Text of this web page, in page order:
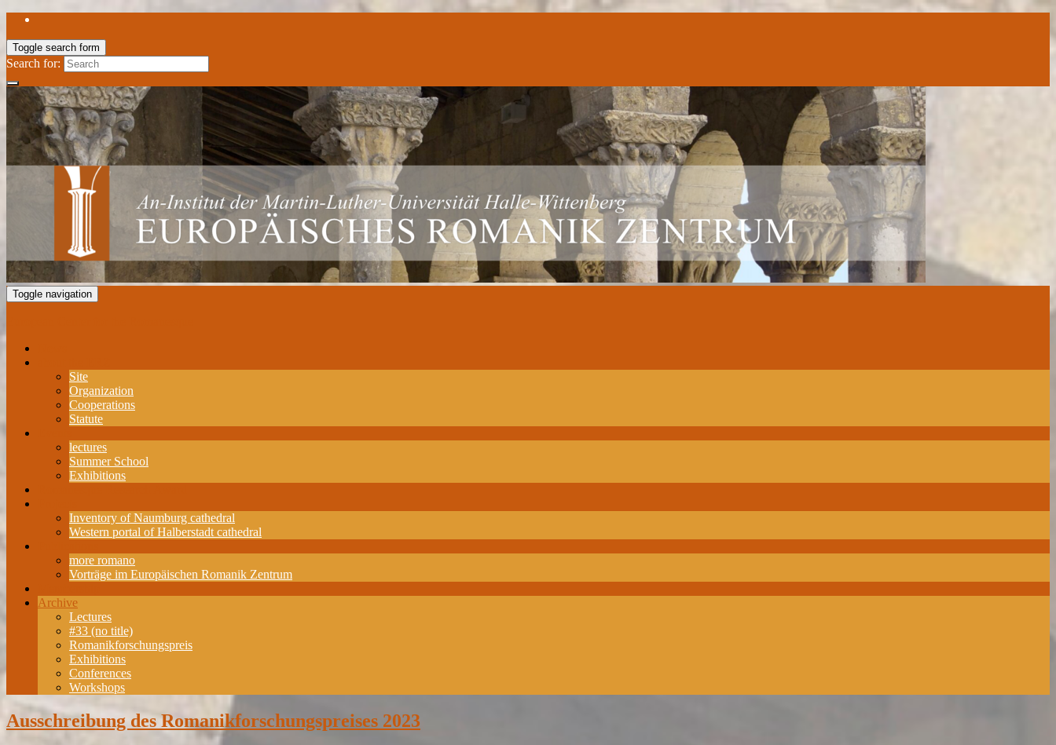
Toggle search form
Search for:
Toggle navigation
Site
Organization
Cooperations
Statute
lectures
Summer School
Exhibitions
Inventory of Naumburg cathedral
Western portal of Halberstadt cathedral
more romano
Vorträge im Europäischen Romanik Zentrum
Archive
Lectures
#33 (no title)
Romanikforschungspreis
Exhibitions
Conferences
Workshops
Ausschreibung des Romanikforschungspreises 2023